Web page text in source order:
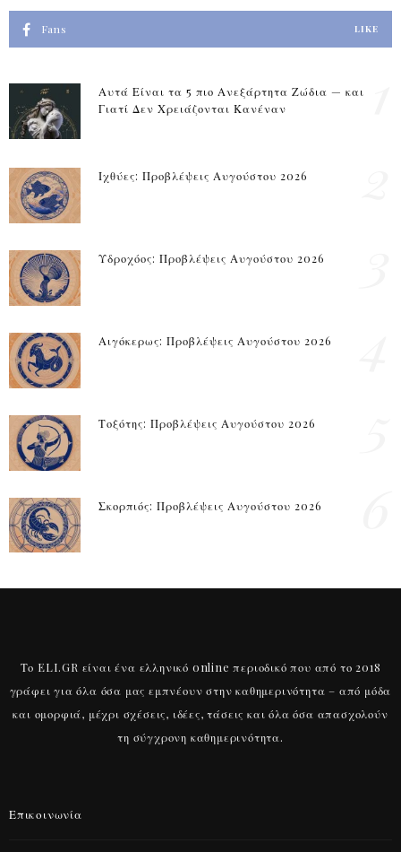
Fans LIKE
Αυτά Είναι τα 5 πιο Ανεξάρτητα Ζώδια — και
Γιατί Δεν Χρειάζονται Κανέναν
Ιχθύες: Προβλέψεις Αυγούστου 2026
Υδροχόος: Προβλέψεις Αυγούστου 2026
Αιγόκερως: Προβλέψεις Αυγούστου 2026
Τοξότης: Προβλέψεις Αυγούστου 2026
Σκορπιός: Προβλέψεις Αυγούστου 2026
Το ELI.GR είναι ένα ελληνικό online περιοδικό που από το 2018
γράφει για όλα όσα μας εμπνέουν στην καθημερινότητα – από μόδα
και ομορφιά, μέχρι σχέσεις, ιδέες, τάσεις και όλα όσα απασχολούν
τη σύγχρονη καθημερινότητα.
Επικοινωνία